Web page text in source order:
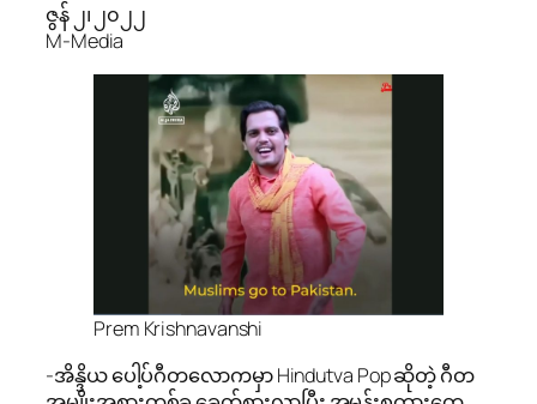
ဇွန် ၂၊ ၂၀၂၂
M-Media
Prem Krishnavanshi
-အိန္ဒိယ ပေါ့ပ်ဂီတလောကမှာ Hindutva Pop ဆိုတဲ့ ဂီတ